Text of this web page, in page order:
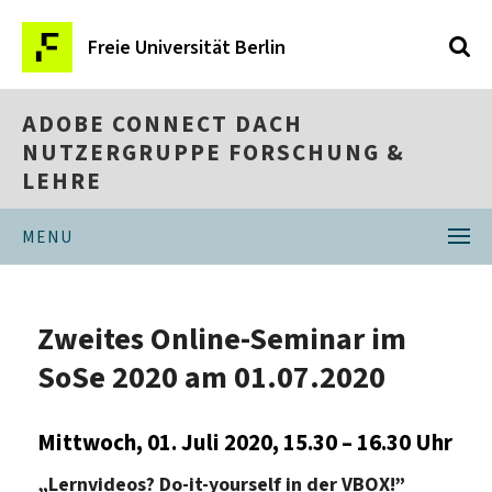
Freie Universität Berlin
ADOBE CONNECT DACH
NUTZERGRUPPE FORSCHUNG &
LEHRE
MENU
Zweites Online-Seminar im
SoSe 2020 am 01.07.2020
Mittwoch, 01. Juli 2020, 15.30 – 16.30 Uhr
„Lernvideos? Do-it-yourself in der VBOX!”